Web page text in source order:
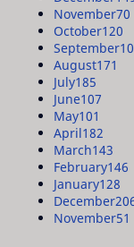
November70
October120
September
August171
July185
June107
May101
April182
March143
February146
January128
December
November51